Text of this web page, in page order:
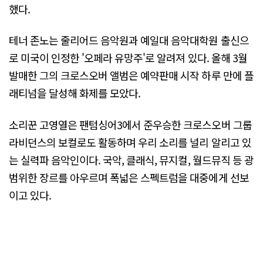
했다.
테너 존노는 줄리어드 음악원과 예일대 음악대학원 출신으
로 미국이 인정한 '오페라 유망주'로 알려져 있다. 올해 3월
발매한 그의 크로스오버 앨범은 예약판매 시작 하루 만에 플
래티넘을 달성해 화제를 모았다.
소리꾼 고영열은 팬텀싱어3에서 준우승한 크로스오버 그룹
라비던스의 보컬로도 활동하며 우리 소리를 널리 알리고 있
는 실력파 음악인이다. 국악, 클래식, 뮤지컬, 월드뮤직 등 광
범위한 장르를 아우르며 폭넓은 스펙트럼을 대중에게 선보
이고 있다.